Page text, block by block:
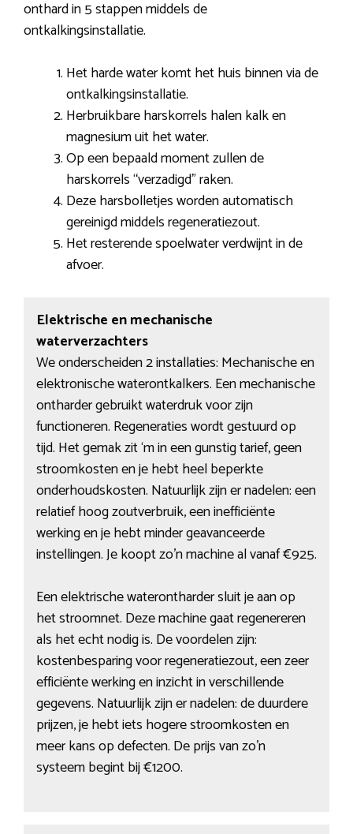
onthard in 5 stappen middels de
ontkalkingsinstallatie.
Het harde water komt het huis binnen via de
ontkalkingsinstallatie.
Herbruikbare harskorrels halen kalk en
magnesium uit het water.
Op een bepaald moment zullen de
harskorrels “verzadigd” raken.
Deze harsbolletjes worden automatisch
gereinigd middels regeneratiezout.
Het resterende spoelwater verdwijnt in de
afvoer.
Elektrische en mechanische
waterverzachters
We onderscheiden 2 installaties: Mechanische en
elektronische waterontkalkers. Een mechanische
ontharder gebruikt waterdruk voor zijn
functioneren. Regeneraties wordt gestuurd op
tijd. Het gemak zit ‘m in een gunstig tarief, geen
stroomkosten en je hebt heel beperkte
onderhoudskosten. Natuurlijk zijn er nadelen: een
relatief hoog zoutverbruik, een inefficiënte
werking en je hebt minder geavanceerde
instellingen. Je koopt zo’n machine al vanaf €925.
Een elektrische waterontharder sluit je aan op
het stroomnet. Deze machine gaat regenereren
als het echt nodig is. De voordelen zijn:
kostenbesparing voor regeneratiezout, een zeer
efficiënte werking en inzicht in verschillende
gegevens. Natuurlijk zijn er nadelen: de duurdere
prijzen, je hebt iets hogere stroomkosten en
meer kans op defecten. De prijs van zo’n
systeem begint bij €1200.